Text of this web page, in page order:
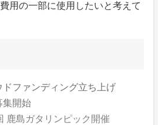
用の一部に使用したいと考えて
ファンディング立ち上げ
開始
島ガタリンピック開催